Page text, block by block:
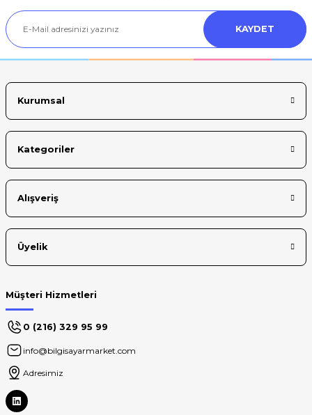
Ürün açıklamasında eksik bilgiler bulunuyor.
Ürün bilgilerinde hatalar bulunuyor.
KAYDET
Kurumsal
Kategoriler
Alışveriş
Üyelik
Müşteri Hizmetleri
0 (216) 329 95 99
info@bilgisayarmarket.com
Adresimiz